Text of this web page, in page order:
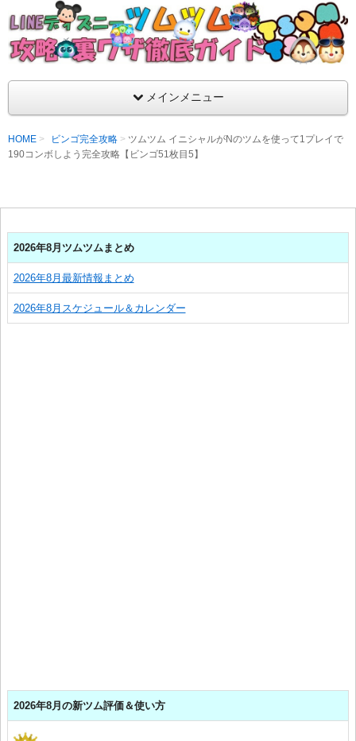
LINEディズニー ツムツム攻略・裏ワザ徹底
支持率No1！痒いところに手が届くツムツム攻略サイト！新ツ
ラ評価も丁寧に解説！ツムツムを120％楽しめるサイトを目指し
メインメニュー
HOME ビンゴ完全攻略
ツムツム イニシャルがNのツムを使って1プレイで
190コンボしよう完全攻略【ビンゴ51枚目5】
2026年8月ツムツムまとめ
2026年8月最新情報まとめ
2026年8月スケジュール＆カレンダー
2026年8月の新ツム評価＆使い方